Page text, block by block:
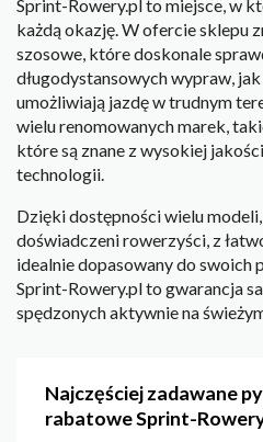
Sprint-Rowery.pl to miejsce, w
każdą okazję. W ofercie sklepu
szosowe, które doskonale
długodystansowych wypraw,
umożliwiają jazdę w trudnym
wielu renomowanych marek,
które są znane z wysokiej
technologii.
Dzięki dostępności wielu
doświadczeni rowerzyści, z
idealnie dopasowany do swoich
Sprint-Rowery.pl to gwarancja
spędzonych aktywnie na
Najczęściej zadawane
rabatowe Sprint-